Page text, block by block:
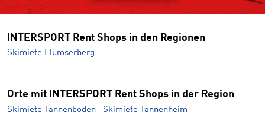
INTERSPORT Rent Shops in den Regionen
Skimiete Flumserberg
Orte mit INTERSPORT Rent Shops in der Region
Skimiete Tannenboden Skimiete Tannenheim